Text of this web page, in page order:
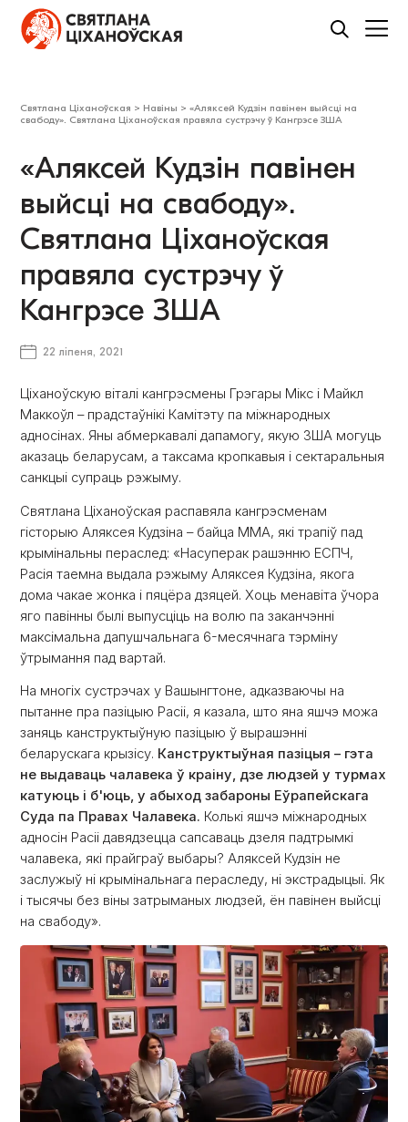
Святлана Ціханоўская > Навіны >«Аляксей Кудзін павінен выйсці на
свабоду». Святлана Ціханоўская правяла сустрэчу ў Кангрэсе ЗША
«Аляксей Кудзін павінен
выйсці на свабоду».
Святлана Ціханоўская
правяла сустрэчу ў
Кангрэсе ЗША
22 ліпеня, 2021
Ціханоўскую віталі кангрэсмены Грэгары Мікс і Майкл
Маккоўл – прадстаўнікі Камітэту па міжнародных
адносінах. Яны абмеркавалі дапамогу, якую ЗША могуць
аказаць беларусам, а таксама кропкавыя і сектаральныя
санкцыі супраць рэжыму.
Святлана Ціханоўская распавяла кангрэсменам
гісторыю Аляксея Кудзіна – байца ММА, які трапіў пад
крымінальны пераслед: «Насуперак рашэнню ЕСПЧ,
Расія таемна выдала рэжыму Аляксея Кудзіна, якога
дома чакае жонка і пяцёра дзяцей. Хоць менавіта ўчора
яго павінны былі выпусціць на волю па заканчэнні
максімальна дапушчальнага 6-месячнага тэрміну
ўтрымання пад вартай.
На многіх сустрэчах у Вашынгтоне, адказваючы на
пытанне пра пазіцыю Расіі, я казала, што яна яшчэ можа
заняць канструктыўную пазіцыю ў вырашэнні
беларускага крызісу. Канструктыўная пазіцыя – гэта
не выдаваць чалавека ў краіну, дзе людзей у турмах
катуюць і б'юць, у абыход забароны Еўрапейскага
Суда па Правах Чалавека. Колькі яшчэ міжнародных
адносін Расіі давядзецца сапсаваць дзеля падтрымкі
чалавека, які прайграў выбары? Аляксей Кудзін не
заслужыў ні крымінальнага пераследу, ні экстрадыцыі. Як
і тысячы без віны затрыманых людзей, ён павінен выйсці
на свабоду».